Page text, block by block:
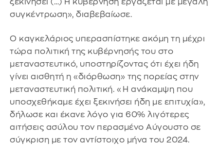
ξεκινήσει (…) Η κυβέρνηση εργάζεται με μεγάλη
συγκέντρωση», διαβεβαίωσε.
Ο καγκελάριος υπερασπίστηκε ακόμη τη μέχρι
τώρα πολιτική της κυβέρνησής του στο
μεταναστευτικό, υποστηρίζοντας ότι έχει ήδη
γίνει αισθητή η «διόρθωση» της πορείας στην
μεταναστευτική πολιτική. «Η ανάκαμψη που
υποσχεθήκαμε έχει ξεκινήσει ήδη με επιτυχία»,
δήλωσε και έκανε λόγο για 60% λιγότερες
αιτήσεις ασύλου τον περασμένο Αύγουστο σε
σύγκριση με τον αντίστοιχο μήνα του 2024.